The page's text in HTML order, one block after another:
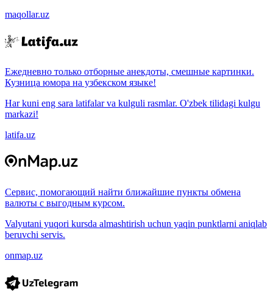
maqollar.uz
Ежедневно только отборные анекдоты, смешные картинки.
Кузница юмора на узбекском языке!
Har kuni eng sara latifalar va kulguli rasmlar. O'zbek tilidagi kulgu
markazi!
latifa.uz
Сервис, помогающий найти ближайшие пункты обмена
валюты с выгодным курсом.
Valyutani yuqori kursda almashtirish uchun yaqin punktlarni aniqlab
beruvchi servis.
onmap.uz